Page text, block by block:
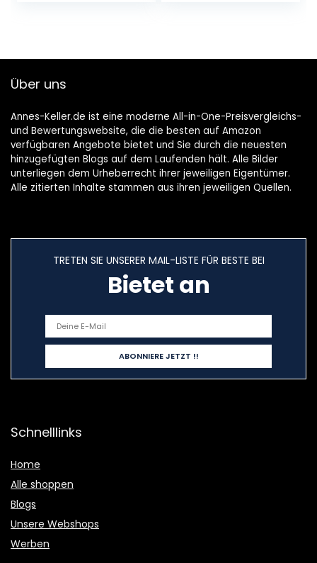
Über uns
Annes-Keller.de ist eine moderne All-in-One-Preisvergleichs-
und Bewertungswebsite, die die besten auf Amazon
verfügbaren Angebote bietet und Sie durch die neuesten
hinzugefügten Blogs auf dem Laufenden hält. Alle Bilder
unterliegen dem Urheberrecht ihrer jeweiligen Eigentümer.
Alle zitierten Inhalte stammen aus ihren jeweiligen Quellen.
TRETEN SIE UNSERER MAIL-LISTE FÜR BESTE BEI
Bietet an
Schnelllinks
Home
Alle shoppen
Blogs
Unsere Webshops
Werben